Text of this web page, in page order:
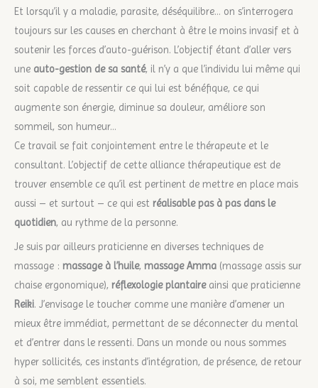
Et lorsqu’il y a maladie, parasite, déséquilibre… on s’interrogera
toujours sur les causes en cherchant à être le moins invasif et à
soutenir les forces d’auto-guérison. L’objectif étant d’aller vers
une auto-gestion de sa santé, il n’y a que l’individu lui même qui
soit capable de ressentir ce qui lui est bénéfique, ce qui
augmente son énergie, diminue sa douleur, améliore son
sommeil, son humeur…
Ce travail se fait conjointement entre le thérapeute et le
consultant. L’objectif de cette alliance thérapeutique est de
trouver ensemble ce qu’il est pertinent de mettre en place mais
aussi – et surtout – ce qui est réalisable pas à pas dans le
quotidien, au rythme de la personne.
Je suis par ailleurs praticienne en diverses techniques de
massage : massage à l’huile, massage Amma (massage assis sur
chaise ergonomique), réflexologie plantaireainsi que praticienne
Reiki. J’envisage le toucher comme une manière d’amener un
mieux être immédiat, permettant de se déconnecter du mental
et d’entrer dans le ressenti. Dans un monde ou nous sommes
hyper sollicités, ces instants d’intégration, de présence, de retour
à soi, me semblent essentiels.